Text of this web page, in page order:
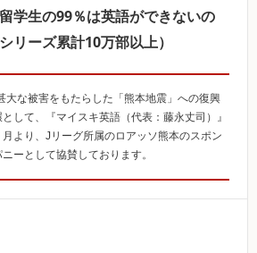
学生の99％は英語ができないの
リーズ累計10万部以上）
大な被害をもたらした「熊本地震」への復興
して、『マイスキ英語（代表：藤永丈司）』
より、Jリーグ所属のロアッソ熊本のスポン
ーとして協賛しております。